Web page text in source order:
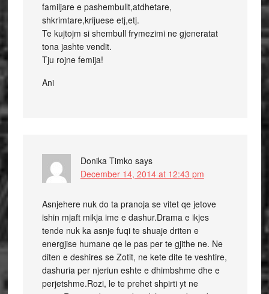
familjare e pashembullt,atdhetare,
shkrimtare,krijuese etj,etj.
Te kujtojm si shembull frymezimi ne gjeneratat
tona jashte vendit.
Tju rojne femija!
Ani
Donika Timko says
December 14, 2014 at 12:43 pm
Asnjehere nuk do ta pranoja se vitet qe jetove
ishin mjaft mikja ime e dashur.Drama e ikjes
tende nuk ka asnje fuqi te shuaje driten e
energjise humane qe le pas per te gjithe ne. Ne
diten e deshires se Zotit, ne kete dite te veshtire,
dashuria per njeriun eshte e dhimbshme dhe e
perjetshme.Rozi, le te prehet shpirti yt ne